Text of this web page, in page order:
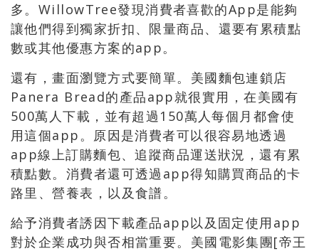
多。WillowTree發現消費者喜歡的App是能夠
讓他們得到獨家折扣、限量商品、還要有累積點
數或其他優惠方案的app。
還有，畫面瀏覽方式要簡單。美國麵包連鎖店
Panera Bread的產品app就很實用，在美國有
500萬人下載，並有超過150萬人每個月都會使
用這個app。原因是消費者可以很容易地透過
app線上訂購麵包、追蹤商品運送狀況，還有累
積點數。消費者還可透過app得知購買商品的卡
路里、營養表，以及食譜。
給予消費者誘因下載產品app以及固定使用app
對於企業成功與否相當重要。美國電影集團[帝王